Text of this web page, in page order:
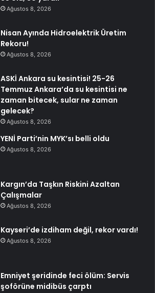
Ağustos 8, 2026
Nisan Ayında Hidroelektrik Üretim
Rekoru!
Ağustos 8, 2026
ASKİ Ankara su kesintisi! 25-26
Temmuz Ankara’da su kesintisi ne
zaman bitecek, sular ne zaman
gelecek?
Ağustos 8, 2026
YENİ Parti’nin MYK’sı belli oldu
Ağustos 8, 2026
Kargın’da Taşkın Riskini Azaltan
Çalışmalar
Ağustos 8, 2026
Kayseri’de izdiham değil, rekor vardı!
Ağustos 8, 2026
Emniyet şeridinde feci ölüm: Servis
şoförüne midibüs çarptı